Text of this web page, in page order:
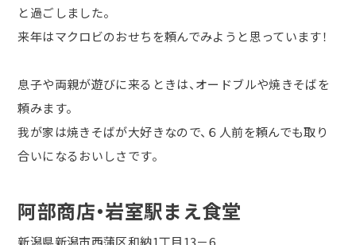
と過ごしました。
来年はマクロビのおせちを頼んでみようと思っています！
息子や両親が遊びに来るときは、オードブルや焼きそばを
頼みます。
我が家は焼きそばが大好きなので、６人前を頼んでも取り
合いになるおいしさです。
阿部商店・岩室駅まえ食堂
新潟県新潟市西蒲区和納1丁目13－6